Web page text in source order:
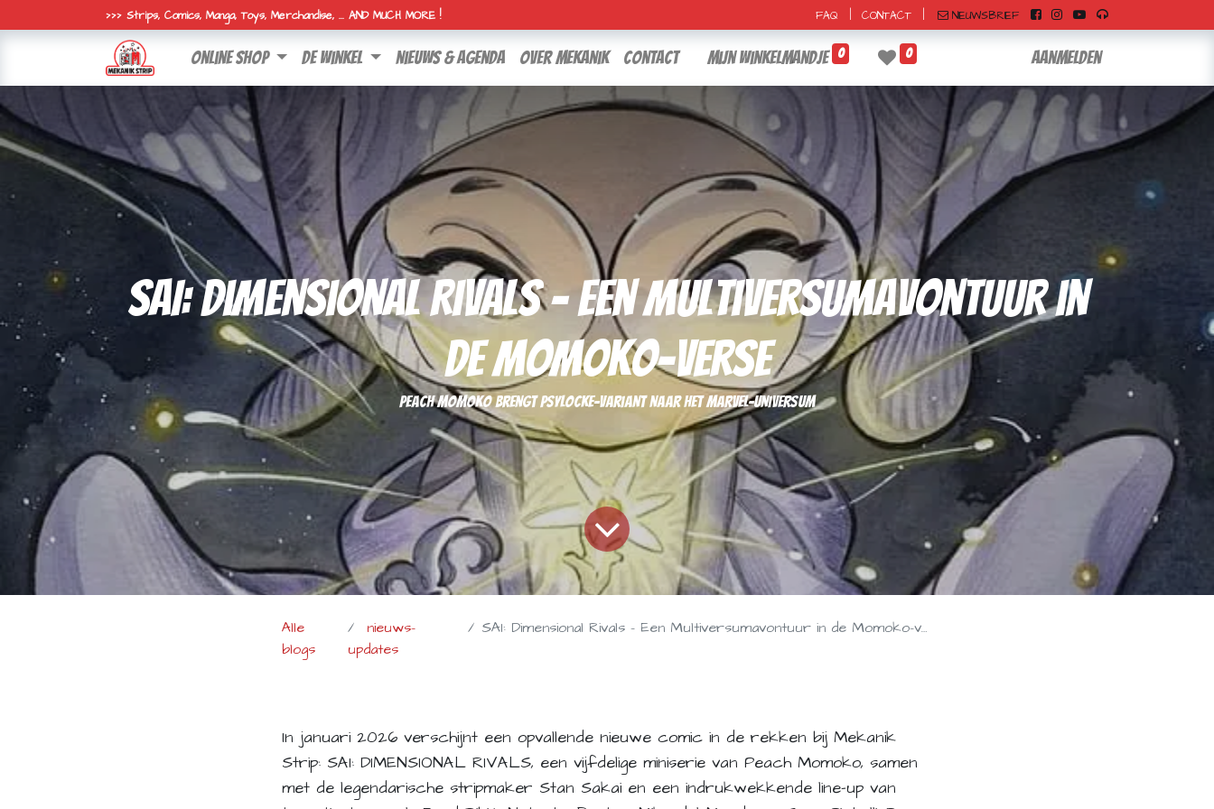
>>> Strips, Comics, Manga, Toys, Merchandise, ... AND MUCH MORE ! FAQ CONTACT NIEUWSBRIEF
online shop de winkel nieuws & agenda over mekanik contact Mijn winkelmandje 0 0 Aanmelden
SAI: Dimensional Rivals - Een Multiversumavontuur in
de Momoko-verse
Peach Momoko brengt Psylocke-variant naar het Marvel-universum
Alle
blogs
nieuws-
updates
SAI: Dimensional Rivals - Een Multiversumavontuur in de Momoko-verse
In januari 2026 verschijnt een opvallende nieuwe comic in de rekken bij Mekanik
Strip: SAI: DIMENSIONAL RIVALS, een vijfdelige miniserie van Peach Momoko, samen
met de legendarische stripmaker Stan Sakai en een indrukwekkende line-up van